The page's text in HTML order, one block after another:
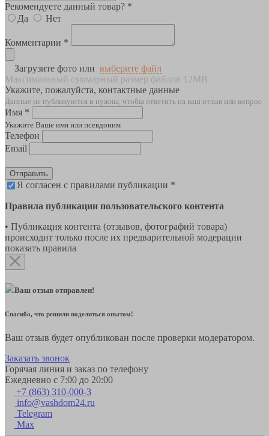
Рекомендуете данный товар? *
Да
Нет
Комментарии *
Загрузите фото или выберите файл
Максимальный суммарный размер файлов 12MB
Укажите, пожалуйста, контактные данные
Данные не публикуются и нужны, чтобы ответить на ваш отзыв или вопрос
Имя *
Укажите Ваше имя или псевдоним
Телефон
Email
Отправить
Я согласен с правилами публикации *
Правила публикации пользовательского контента
• Публикация контента (отзывов, фотографий товара)
происходит только после их предварительной модерации
показать правила
Ваш отзыв отправлен!
Спасибо, что решили поделиться опытом!
Ваш отзыв будет опубликован после проверки модератором.
Заказать звонок
Горячая линия и заказ по телефону
Ежедневно с 7:00 до 20:00
+7 (863) 310-000-3
info@vashdom24.ru
Telegram
Max